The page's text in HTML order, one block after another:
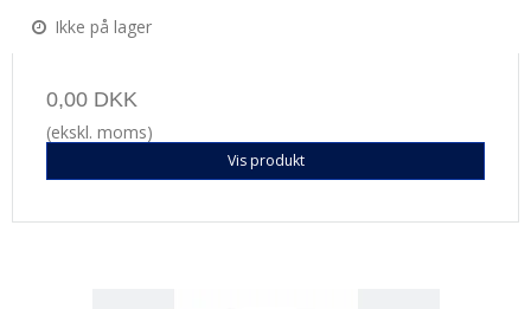
Ikke på lager
0,00 DKK
(ekskl. moms)
Vis produkt